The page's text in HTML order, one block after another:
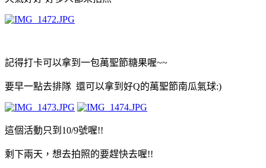
記得打卡可以拿到一包萬聖節糖果喔~~
要早一點去排隊 還可以拿到好Q的萬聖節南瓜氣球:)
這個活動只到10/9號喔!!
剩下兩天，想去拍照的要趕快去喔!!